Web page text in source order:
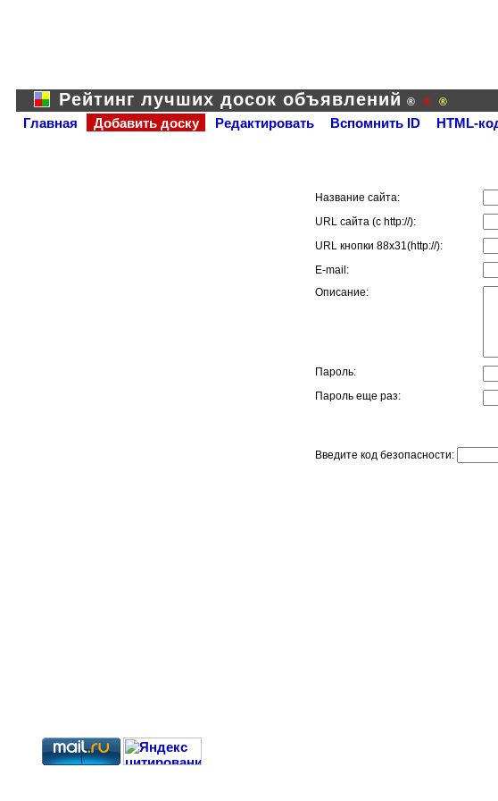
Рейтинг лучших досок объявлений ® ® ®
Главная Добавить доску Редактировать Вспомнить ID HTML-
Название сайта:
URL сайта (с http://):
URL кнопки 88x31(http://):
E-mail:
Описание:
Пароль:
Пароль еще раз:
Введите код безопасности: